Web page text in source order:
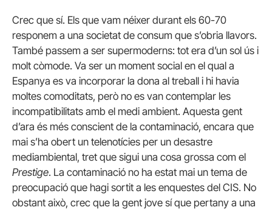
Crec que sí. Els que vam néixer durant els 60-70
responem a una societat de consum que s’obria llavors.
També passem a ser supermoderns: tot era d’un sol ús i
molt còmode. Va ser un moment social en el qual a
Espanya es va incorporar la dona al treball i hi havia
moltes comoditats, però no es van contemplar les
incompatibilitats amb el medi ambient. Aquesta gent
d’ara és més conscient de la contaminació, encara que
mai s’ha obert un telenotícies per un desastre
mediambiental, tret que sigui una cosa grossa com el
Prestige. La contaminació no ha estat mai un tema de
preocupació que hagi sortit a les enquestes del CIS. No
obstant això, crec que la gent jove sí que pertany a una